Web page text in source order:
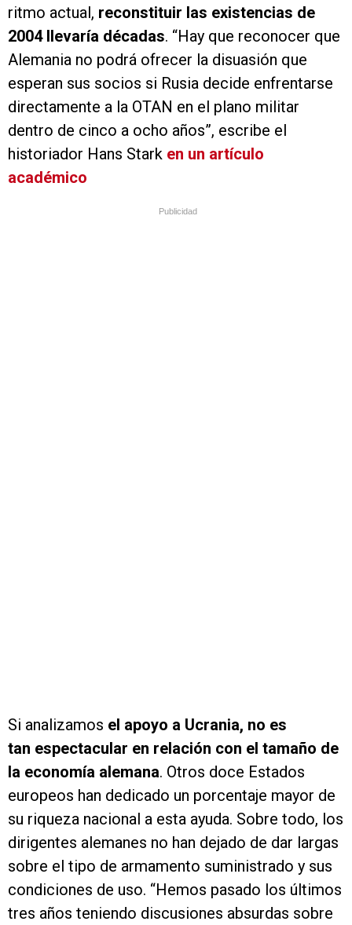
ritmo actual, reconstituir las existencias de
2004 llevaría décadas. “Hay que reconocer que
Alemania no podrá ofrecer la disuasión que
esperan sus socios si Rusia decide enfrentarse
directamente a la OTAN en el plano militar
dentro de cinco a ocho años”, escribe el
historiador Hans Stark en un artículo
académico
Publicidad
Si analizamos el apoyo a Ucrania, no es
tan espectacular en relación con el tamaño de
la economía alemana. Otros doce Estados
europeos han dedicado un porcentaje mayor de
su riqueza nacional a esta ayuda. Sobre todo, los
dirigentes alemanes no han dejado de dar largas
sobre el tipo de armamento suministrado y sus
condiciones de uso. “Hemos pasado los últimos
tres años teniendo discusiones absurdas sobre